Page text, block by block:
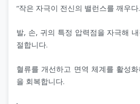
“작은 자극이 전신의 밸런스를 깨우다
발, 손, 귀의 특정 압력점을 자극해
절합니다.
혈류를 개선하고 면역 체계를 활성
을 회복합니다.